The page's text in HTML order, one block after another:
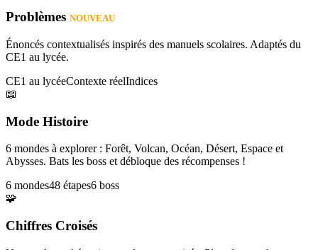
Problèmes NOUVEAU
Énoncés contextualisés inspirés des manuels scolaires. Adaptés du
CE1 au lycée.
CE1 au lycéeContexte réelIndices
📖
Mode Histoire
6 mondes à explorer : Forêt, Volcan, Océan, Désert, Espace et
Abysses. Bats les boss et débloque des récompenses !
6 mondes48 étapes6 boss
🧩
Chiffres Croisés